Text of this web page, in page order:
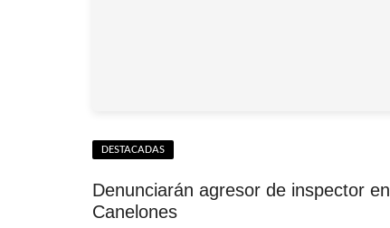
DESTACADAS
Denunciarán agresor de inspector en
Canelones